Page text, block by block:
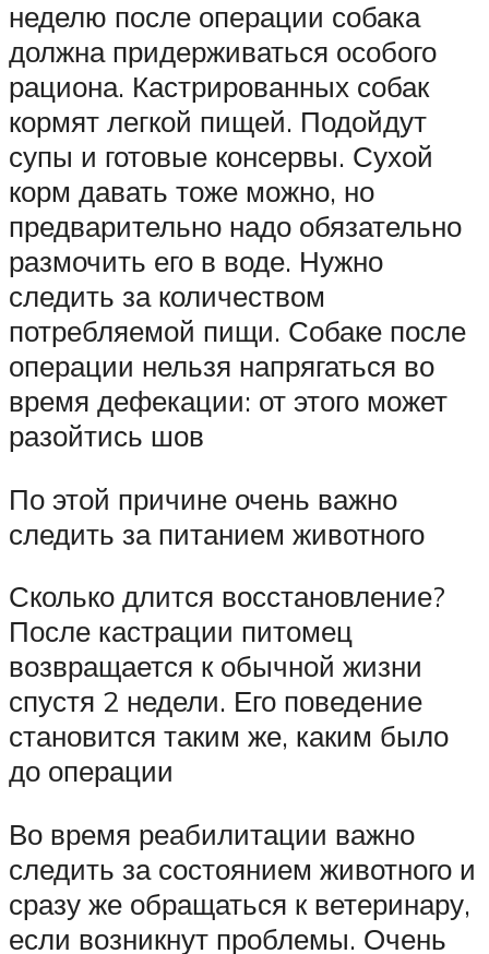
неделю после операции собака
должна придерживаться особого
рациона. Кастрированных собак
кормят легкой пищей. Подойдут
супы и готовые консервы. Сухой
корм давать тоже можно, но
предварительно надо обязательно
размочить его в воде. Нужно
следить за количеством
потребляемой пищи. Собаке после
операции нельзя напрягаться во
время дефекации: от этого может
разойтись шов
По этой причине очень важно
следить за питанием животного
Сколько длится восстановление?
После кастрации питомец
возвращается к обычной жизни
спустя 2 недели. Его поведение
становится таким же, каким было
до операции
Во время реабилитации важно
следить за состоянием животного и
сразу же обращаться к ветеринару,
если возникнут проблемы. Очень